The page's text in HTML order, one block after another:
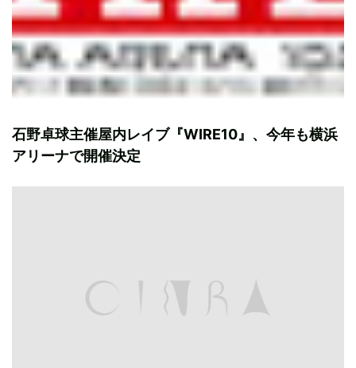
石野卓球主催屋内レイブ『WIRE10』、今年も横浜
アリーナで開催決定